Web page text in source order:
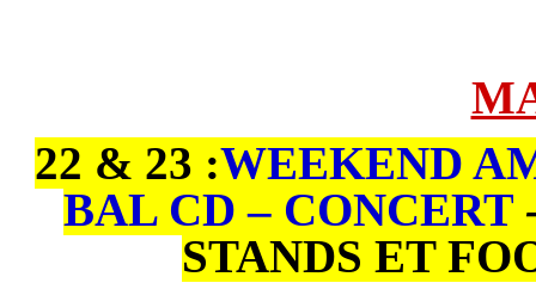
22 & 23 :WEEKEND
BAL CD – CONCERT
STANDS ET